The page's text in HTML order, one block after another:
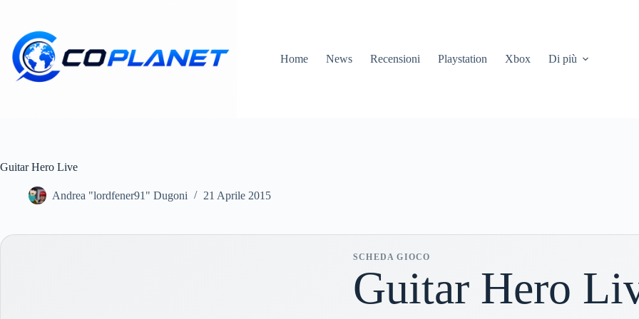
contenuto
Home News Recensioni Playstation Xbox Di più
Guitar Hero Live
Andrea "lordfener91" Dugoni 21 Aprile 2015
SCHEDA GIOCO
Guitar Hero